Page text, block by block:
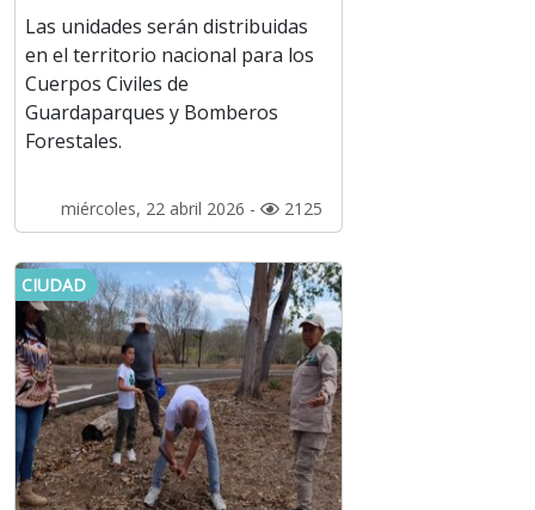
Las unidades serán distribuidas
en el territorio nacional para los
Cuerpos Civiles de
Guardaparques y Bomberos
Forestales.
miércoles, 22 abril 2026 - 2125
CIUDAD